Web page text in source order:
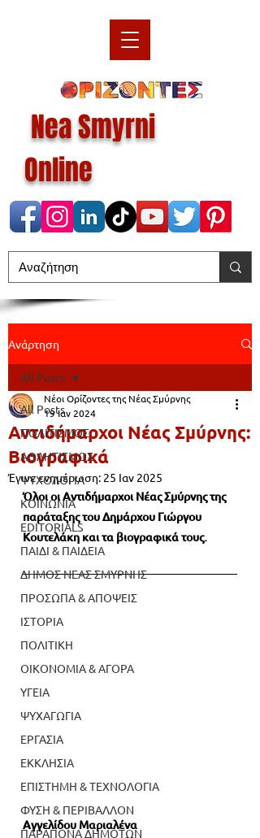
Nea Smyrni
Online
Ανάρτηση
All Posts
ΠΟΛΙΤΙΣΜΟΣ
ΑΘΛΗΤΙΣΜΟΣ
ΨΥΧΟΛΟΓΙΑ
ΚΟΙΝΩΝΙΑ
EDITORIALS
ΠΑΙΔΙ & ΠΑΙΔΕΙΑ
ΔΗΜΟΣ ΝΕΑΣ ΣΜΥΡΝΗΣ
ΠΡΟΣΩΠΑ & ΑΠΟΨΕΙΣ
ΙΣΤΟΡΙΑ
ΠΟΛΙΤΙΚΗ
ΟΙΚΟΝΟΜΙΑ & ΑΓΟΡΑ
ΥΓΕΙΑ
ΨΥΧΑΓΩΓΙΑ
ΕΡΓΑΣΙΑ
ΕΚΚΛΗΣΙΑ
ΕΠΙΣΤΗΜΗ & ΤΕΧΝΟΛΟΓΙΑ
ΦΥΣΗ & ΠΕΡΙΒΑΛΛΟΝ
ΠΑΡΑΠΟΝΑ ΔΗΜΟΤΩΝ
All Posts
Αντιδήμαρχοι Νέας Σμύρνης:
Βιογραφικά
Νέοι Ορίζοντες της Νέας Σμύρνης
19 Ιαν 2024
Έγινε ενημέρωση: 25 Ιαν 2025
Όλοι οι Αντιδήμαρχοι Νέας Σμύρνης της
παράταξης του Δημάρχου Γιώργου
Κουτελάκη και τα βιογραφικά τους.
Αγγελίδου Μαριαλένα